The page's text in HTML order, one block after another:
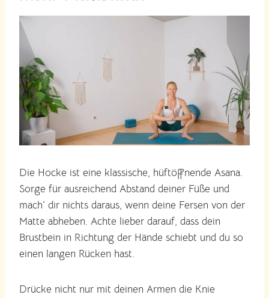
Die Hocke ist eine klassische, hüftöffnende Asana.
Sorge für ausreichend Abstand deiner Füße und
mach‘ dir nichts daraus, wenn deine Fersen von der
Matte abheben. Achte lieber darauf, dass dein
Brustbein in Richtung der Hände schiebt und du so
einen langen Rücken hast.
Drücke nicht nur mit deinen Armen die Knie